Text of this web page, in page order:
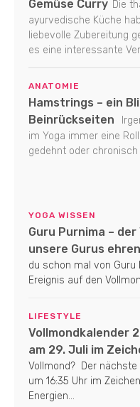
Gemüse Curry Die
ayurvedische Küche
liebevolle Zubereitung
es eine interessante
ANATOMIE
Hamstrings – ein
Beinrückseiten
im Yoga immer eine
gedehnt oder chronisch
YOGA WISSEN
Guru Purnima –
unsere Gurus
du schon mal von
Ereignis auf den
LIFESTYLE
Vollmondkalender
am 29. Juli im
Vollmond? Der
um 16:35 Uhr im
Energien...